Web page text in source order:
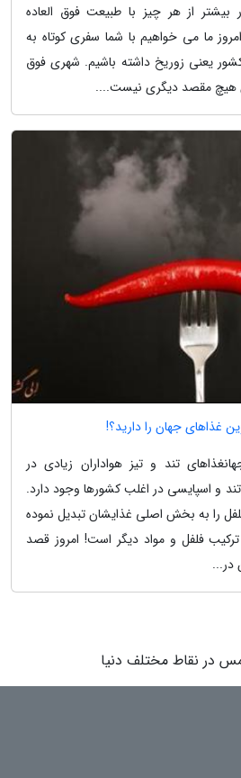
از هر چیز با طبیعت فوق العاده
ما می خواهیم با شما سفری کوتاه به
یعنی زوریخ داشته باشیم. شهری فوق
هیچ مقصد دیگری نیست....
غذاهای جهان را دارید؟!
تند و تیز هواداران زیادی در
و اسپایسی در اغلب کشورها وجود دارد.
را به بخش اصلی غذایشان تبدیل نموده
فلفل و مواد دیگر است! امروز قصد
در...
در نقاط مختلف دنیا